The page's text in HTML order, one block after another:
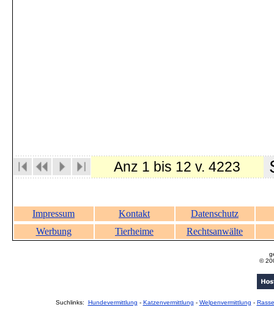
Anz 1 bis 12 v. 4223
Impressum Kontakt
Datenschutz
Werbung
Tierheime Rechtsanwälte
©
Suchlinks: Hundevermittlung - Katzenvermittlung - Welpenvermittlung -